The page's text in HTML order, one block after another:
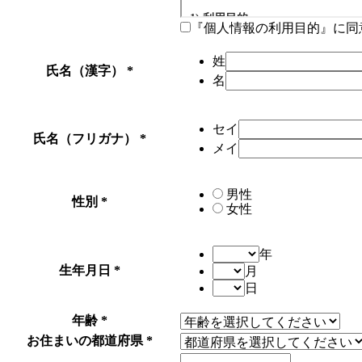
『個人情報の利用目的』に
氏名 （漢字） *
姓
名
氏名 （フリガナ） *
セイ
メイ
性別 *
男性
女性
生年月日 *
年
月
日
年齢 *
お住まいの都道府県 *